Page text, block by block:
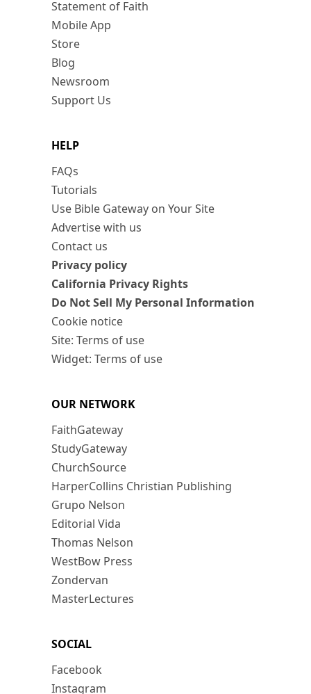
Statement of Faith
Mobile App
Store
Blog
Newsroom
Support Us
HELP
FAQs
Tutorials
Use Bible Gateway on Your Site
Advertise with us
Contact us
Privacy policy
California Privacy Rights
Do Not Sell My Personal Information
Cookie notice
Site: Terms of use
Widget: Terms of use
OUR NETWORK
FaithGateway
StudyGateway
ChurchSource
HarperCollins Christian Publishing
Grupo Nelson
Editorial Vida
Thomas Nelson
WestBow Press
Zondervan
MasterLectures
SOCIAL
Facebook
Instagram